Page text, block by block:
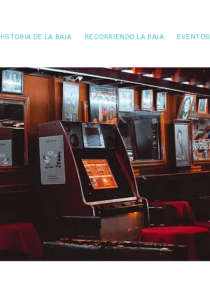
DE LA BAJA RECORRIENDO LA BAJA EVENTOS